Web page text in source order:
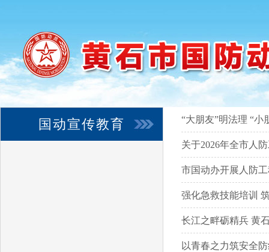
国动宣传教育 “大朋友”明法理 “
关于2026年全市人
市国动办开展人防
强化急救技能培训
长江之畔砺精兵 黄
以青春之力筑安全